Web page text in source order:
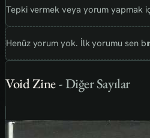
Tepki vermek veya yorum yapmak
Henüz yorum yok. İlk yorumu sen
Void Zine- Diğer Sayılar